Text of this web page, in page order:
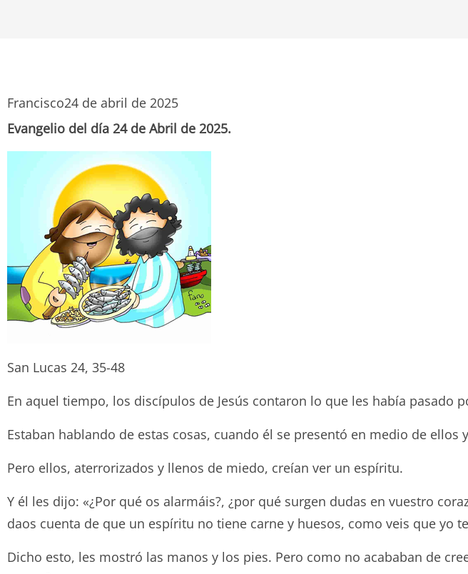
Francisco24 de abril de 2025
Evangelio del día 24 de Abril de 2025.
San Lucas 24, 35-48
En aquel tiempo, los discípulos de Jesús contaron lo que les había
Estaban hablando de estas cosas, cuando él se presentó en medio de ellos
Pero ellos, aterrorizados y llenos de miedo, creían ver un espíritu.
Y él les dijo: «¿Por qué os alarmáis?, ¿por qué surgen dudas en vuestro
daos cuenta de que un espíritu no tiene carne y huesos, como veis que yo
Dicho esto, les mostró las manos y los pies. Pero como no acababan de